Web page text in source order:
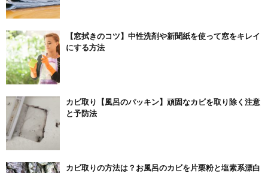
【窓拭きのコツ】中性洗剤や新聞紙を使って窓をキレイ
にする方法
カビ取り【風呂のパッキン】頑固なカビを取り除く注意
と予防法
カビ取りの方法は？お風呂のカビを片栗粉と塩素系漂白